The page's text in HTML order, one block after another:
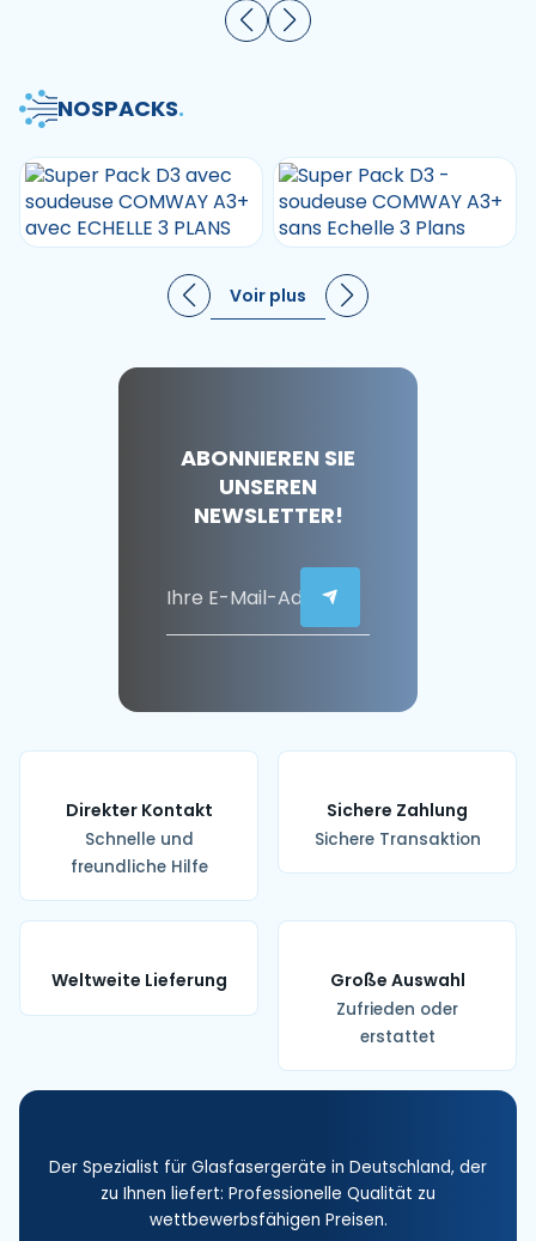
NOSPACKS.
Voir plus
ABONNIEREN SIE
UNSEREN
NEWSLETTER!
Direkter Kontakt
Schnelle und
freundliche Hilfe
Sichere Zahlung
Sichere Transaktion
Weltweite Lieferung Große Auswahl
Zufrieden oder
erstattet
Der Spezialist für Glasfasergeräte in Deutschland, der
zu Ihnen liefert: Professionelle Qualität zu
wettbewerbsfähigen Preisen.